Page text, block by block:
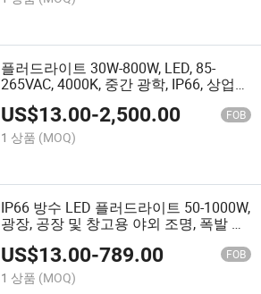
플러드라이트 30W-800W, LED, 85-
265VAC, 4000K, 중간 광학, IP66, 상업용
해양 플러드 조명
US$13.00-2,500.00 FOB
1 상품 (MOQ)
IP66 방수 LED 플러드라이트 50-1000W,
광장, 공장 및 창고용 야외 조명, 폭발 방
US$13.00-789.00 FOB
1 상품 (MOQ)